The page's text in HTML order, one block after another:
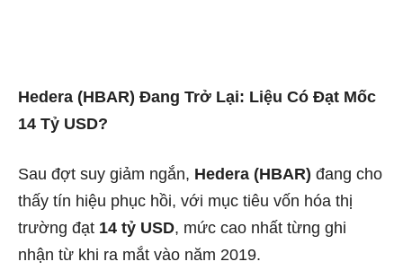
Hedera (HBAR) Đang Trở Lại: Liệu Có Đạt Mốc
14 Tỷ USD?
Sau đợt suy giảm ngắn, Hedera (HBAR) đang cho
thấy tín hiệu phục hồi, với mục tiêu vốn hóa thị
trường đạt 14 tỷ USD, mức cao nhất từng ghi
nhận từ khi ra mắt vào năm 2019.